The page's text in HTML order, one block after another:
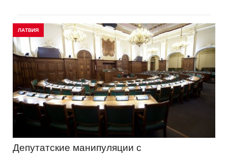
ЛАТВИЯ
Депутатские манипуляции с